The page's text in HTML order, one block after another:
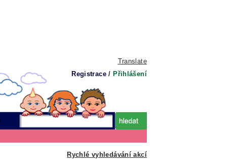
Translate
Registrace / Přihlášení
Rychlé vyhledávání akcí